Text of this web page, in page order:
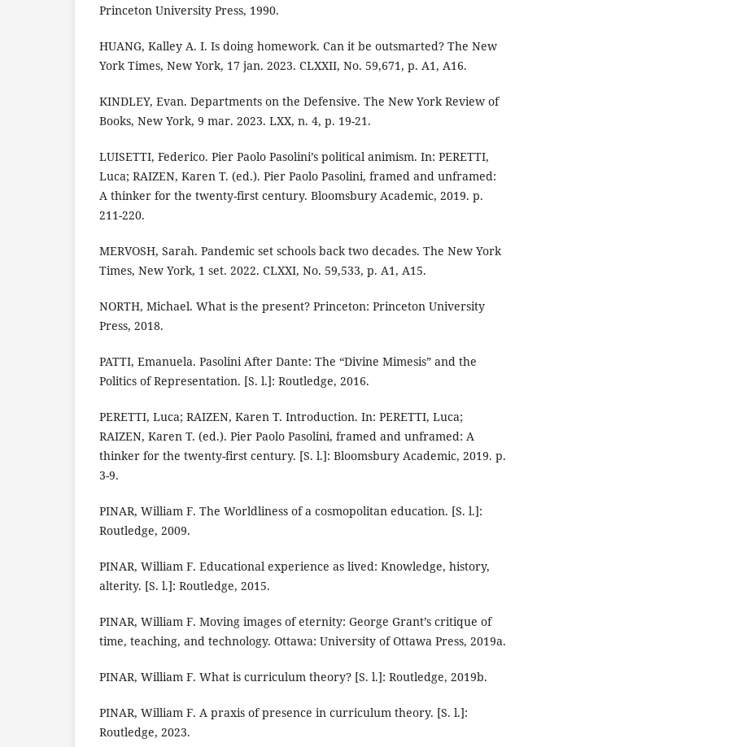
Princeton University Press, 1990.
HUANG, Kalley A. I. Is doing homework. Can it be outsmarted? The New
York Times, New York, 17 jan. 2023. CLXXII, No. 59,671, p. A1, A16.
KINDLEY, Evan. Departments on the Defensive. The New York Review of
Books, New York, 9 mar. 2023. LXX, n. 4, p. 19-21.
LUISETTI, Federico. Pier Paolo Pasolini’s political animism. In: PERETTI,
Luca; RAIZEN, Karen T. (ed.). Pier Paolo Pasolini, framed and unframed:
A thinker for the twenty-first century. Bloomsbury Academic, 2019. p.
211-220.
MERVOSH, Sarah. Pandemic set schools back two decades. The New York
Times, New York, 1 set. 2022. CLXXI, No. 59,533, p. A1, A15.
NORTH, Michael. What is the present? Princeton: Princeton University
Press, 2018.
PATTI, Emanuela. Pasolini After Dante: The “Divine Mimesis” and the
Politics of Representation. [S. l.]: Routledge, 2016.
PERETTI, Luca; RAIZEN, Karen T. Introduction. In: PERETTI, Luca;
RAIZEN, Karen T. (ed.). Pier Paolo Pasolini, framed and unframed: A
thinker for the twenty-first century. [S. l.]: Bloomsbury Academic, 2019. p.
3-9.
PINAR, William F. The Worldliness of a cosmopolitan education. [S. l.]:
Routledge, 2009.
PINAR, William F. Educational experience as lived: Knowledge, history,
alterity. [S. l.]: Routledge, 2015.
PINAR, William F. Moving images of eternity: George Grant’s critique of
time, teaching, and technology. Ottawa: University of Ottawa Press, 2019a.
PINAR, William F. What is curriculum theory? [S. l.]: Routledge, 2019b.
PINAR, William F. A praxis of presence in curriculum theory. [S. l.]:
Routledge, 2023.